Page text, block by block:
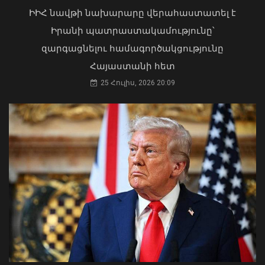
Տաթև համայնքի նախկին ղեկավար
Մուրադ Սիմոնյանից կբռնագանձվի 4
միլիոն 454 հազար դրամ
07 Օգոստոս, 2026 17:17
«Ուժեղ Հայաստան»-ը դեմ է
քվեարկելու ԱԺ նախագահի
պաշտոնում Ռուբեն Ռուբինյանի
թեկնածությանը
03 Օգոստոս, 2026 13:13
ԻԻՀ նավթի նախարարը վերահաստատել է
Իրանի պատրաստակամությունը՝
զարգացնելու համագործակցությունը
Հայաստանի հետ
25 Հուլիս, 2026 20:09